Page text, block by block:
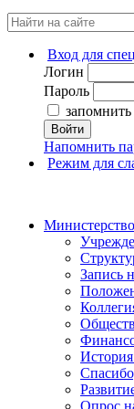
Вход для
Логин
Пароль
Войти
Напомнить
Режим для
Министерство
Запись
Опрос